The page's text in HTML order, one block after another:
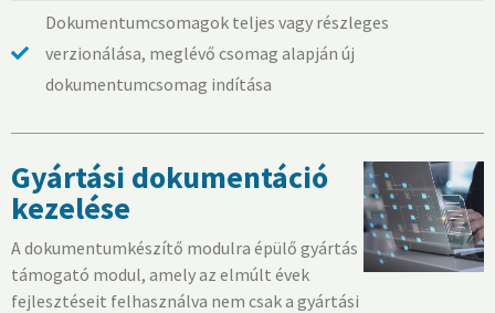
Dokumentumcsomagok teljes vagy részleges
verzionálása, meglévő csomag alapján új
dokumentumcsomag indítása
Gyártási dokumentáció
kezelése
A dokumentumkészítő modulra épülő gyártás
támogató modul, amely az elmúlt évek
fejlesztéseit felhasználva nem csak a gyártási